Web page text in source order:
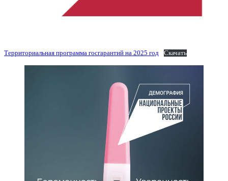
Территориальная программа госгарантий на 2025 год Скачать